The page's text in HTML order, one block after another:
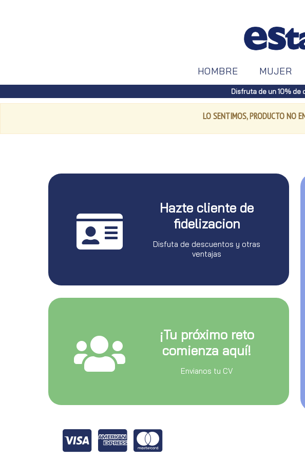
HOMBRE MUJER
Disfruta de un 10%
LO SENTIMOS, PRODUCTO NO
Hazte cliente de
fidelizacion
Disfuta de descuentos y otras
ventajas
¡Tu próximo reto
comienza aquí!
Envianos tu CV